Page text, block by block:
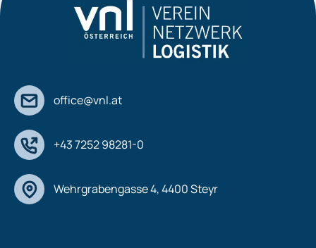
office@vnl.at
+43 7252 98281-0
Wehrgrabengasse 4, 4400 Steyr